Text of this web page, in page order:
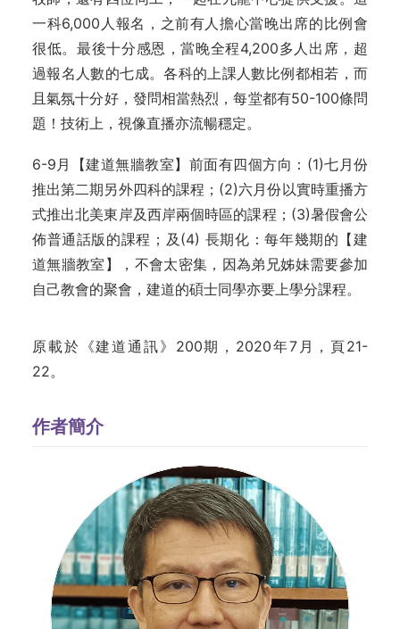
一科6,000人報名，之前有人擔心當晚出席的比例會
很低。最後十分感恩，當晚全程4,200多人出席，超
過報名人數的七成。各科的上課人數比例都相若，而
且氣氛十分好，發問相當熱烈，每堂都有50-100條問
題！技術上，視像直播亦流暢穩定。
6-9月【建道無牆教室】前面有四個方向：(1)七月份
推出第二期另外四科的課程；(2)六月份以實時重播方
式推出北美東岸及西岸兩個時區的課程；(3)暑假會公
佈普通話版的課程；及(4) 長期化：每年幾期的【建
道無牆教室】，不會太密集，因為弟兄姊妹需要參加
自己教會的聚會，建道的碩士同學亦要上學分課程。
原載於《建道通訊》200期，2020年7月，頁21-
22。
作者簡介